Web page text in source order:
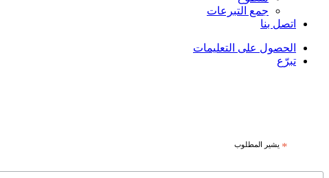
جمع التبرعات
اتصل بنا
الحصول على التعليمات
تبرّع
* يشير المطلوب